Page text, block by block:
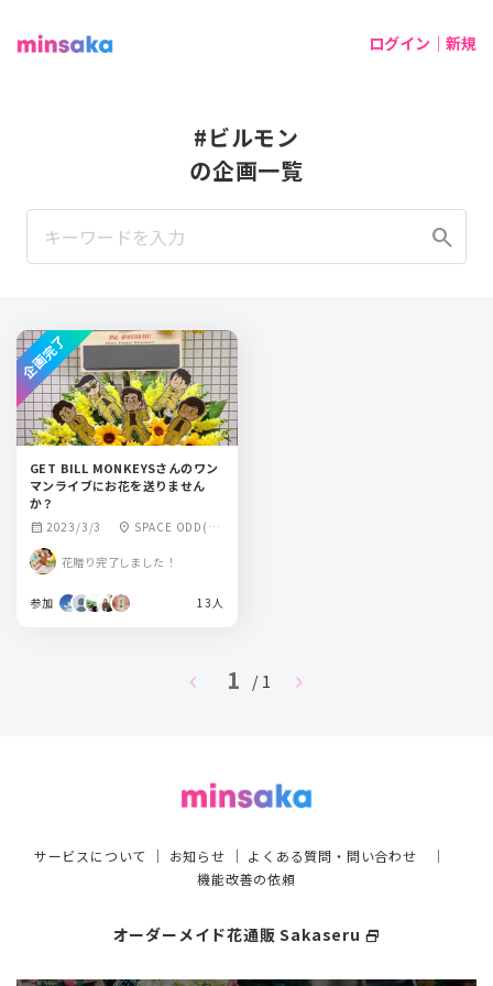
ログイン｜新規
#ビルモン
の企画一覧
search
GET BILL MONKEYSさんのワン
マンライブにお花を送りません
か？
calendar_month 2023/3/3 location_on SPACE ODD(ス
花贈り完了しました！
参加 13人
企画完了
chevron_left 1 / 1 chevron_right
サービスについて ｜ お知らせ ｜ よくある質問・問い合わせ ｜
機能改善の依頼
オーダーメイド花通販 Sakaseru select_window